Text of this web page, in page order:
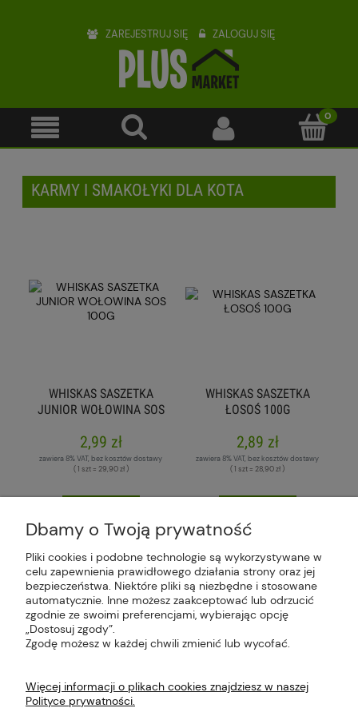
ZAREJESTRUJ SIĘ ZALOGUJ SIĘ
KARMY I SMAKOŁYKI DLA KOTA
WHISKAS SASZETKA
JUNIOR WOŁOWINA SOS
2,99 zł
zawiera 8% VAT, bez kosztów dostawy
( 1 szt = 29,90 zł )
WHISKAS SASZETKA
ŁOSOŚ 100G
2,89 zł
zawiera 8% VAT, bez kosztów dostawy
( 1 szt = 28,90 zł )
Plus Market Sp. z o.o. | Zakręcie 2K, 22-300
Krasnystaw, woj. lubelskie | sklep@plus-market.pl
| tel: 607 770 953 | NIP: 5170405164
Dbamy o Twoją prywatność
Pliki cookies i podobne technologie są wykorzystywane w
celu zapewnienia prawidłowego działania strony oraz jej
bezpieczeństwa. Niektóre pliki są niezbędne i stosowane
automatycznie. Inne możesz zaakceptować lub odrzucić
zgodnie ze swoimi preferencjami, wybierając opcję
„Dostosuj zgody”.
Zgodę możesz w każdej chwili zmienić lub wycofać.
Więcej informacji o plikach cookies znajdziesz w naszej
Polityce prywatności.